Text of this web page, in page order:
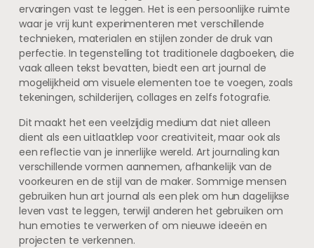
ervaringen vast te leggen. Het is een persoonlijke ruimte
waar je vrij kunt experimenteren met verschillende
technieken, materialen en stijlen zonder de druk van
perfectie. In tegenstelling tot traditionele dagboeken, die
vaak alleen tekst bevatten, biedt een art journal de
mogelijkheid om visuele elementen toe te voegen, zoals
tekeningen, schilderijen, collages en zelfs fotografie.
Dit maakt het een veelzijdig medium dat niet alleen
dient als een uitlaatklep voor creativiteit, maar ook als
een reflectie van je innerlijke wereld. Art journaling kan
verschillende vormen aannemen, afhankelijk van de
voorkeuren en de stijl van de maker. Sommige mensen
gebruiken hun art journal als een plek om hun dagelijkse
leven vast te leggen, terwijl anderen het gebruiken om
hun emoties te verwerken of om nieuwe ideeën en
projecten te verkennen.